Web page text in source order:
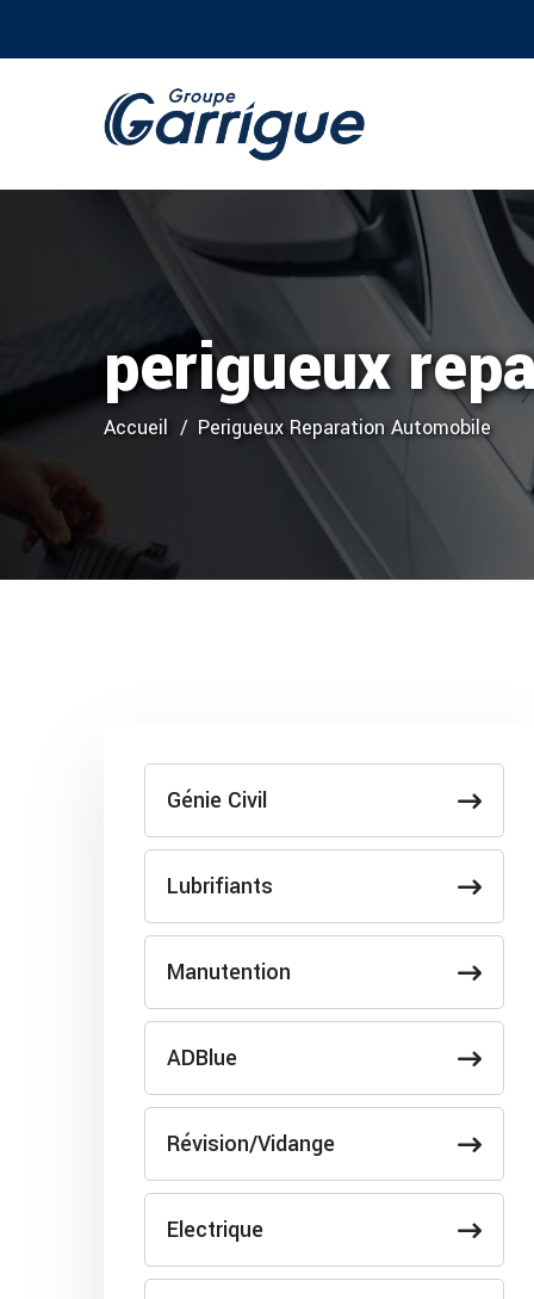
perigueux
Accueil Perigueux Reparation Automobile
Génie Civil
Lubrifiants
Manutention
ADBlue
Révision/Vidange
Electrique